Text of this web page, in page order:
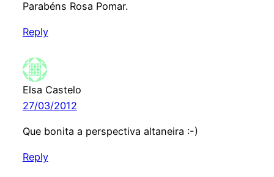
Parabéns Rosa Pomar.
Reply
Elsa Castelo
27/03/2012
Que bonita a perspectiva altaneira :-)
Reply